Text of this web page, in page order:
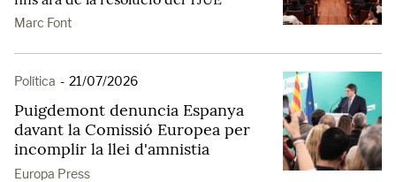
Marc Font
Política - 21/07/2026
Puigdemont denuncia Espanya
davant la Comissió Europea per
incomplir la llei d'amnistia
Europa Press